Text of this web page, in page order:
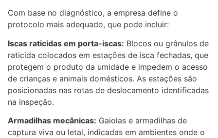
Com base no diagnóstico, a empresa define o
protocolo mais adequado, que pode incluir:
Iscas raticidas em porta-iscas: Blocos ou grânulos de
raticida colocados em estações de isca fechadas, que
protegem o produto da umidade e impedem o acesso
de crianças e animais domésticos. As estações são
posicionadas nas rotas de deslocamento identificadas
na inspeção.
Armadilhas mecânicas: Gaiolas e armadilhas de
captura viva ou letal, indicadas em ambientes onde o